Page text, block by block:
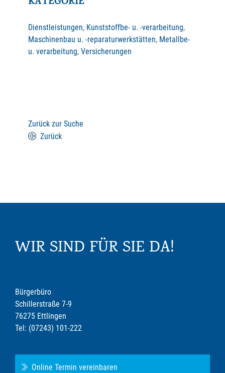
Dienstleistungen, Kunststoffbe- u. -verarbeitung,
Maschinenbau u. -reparaturwerkstätten, Metallbe-
u. verarbeitung, Versicherungen
Zurück zur Suche
Zurück
WIR SIND FÜR SIE DA!
Bürgerbüro
Schillerstraße 7-9
76275 Ettlingen
Tel: (07243) 101-222
Online Termin vereinbaren